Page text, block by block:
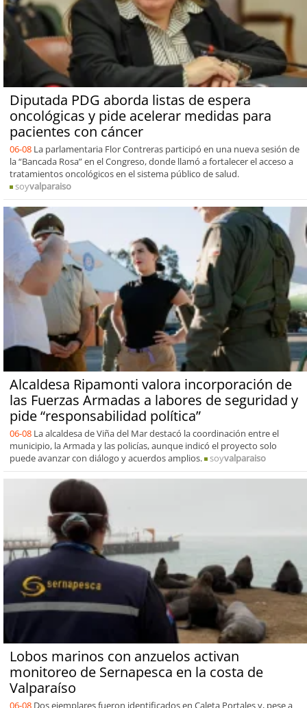
Diputada PDG aborda listas de espera
oncológicas y pide acelerar medidas para
pacientes con cáncer
06-08 La parlamentaria Flor Contreras participó en una nueva sesión de
la “Bancada Rosa” en el Congreso, donde llamó a fortalecer el acceso a
tratamientos oncológicos en el sistema público de salud.
soyvalparaiso
Alcaldesa Ripamonti valora incorporación de
las Fuerzas Armadas a labores de seguridad y
pide “responsabilidad política”
06-08 La alcaldesa de Viña del Mar destacó la coordinación entre el
municipio, la Armada y las policías, aunque indicó el proyecto solo
puede avanzar con diálogo y acuerdos amplios.
soyvalparaiso
Lobos marinos con anzuelos activan
monitoreo de Sernapesca en la costa de
Valparaíso
06-08 Dos ejemplares fueron identificados en Caleta Portales y, pese a